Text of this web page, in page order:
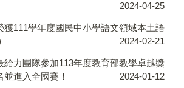
2024-04-25
獲111學年度國民中小學語文領域本土語
2024-02-21
給力團隊參加113年度教育部教學卓越獎
進入全國賽！
2024-01-12